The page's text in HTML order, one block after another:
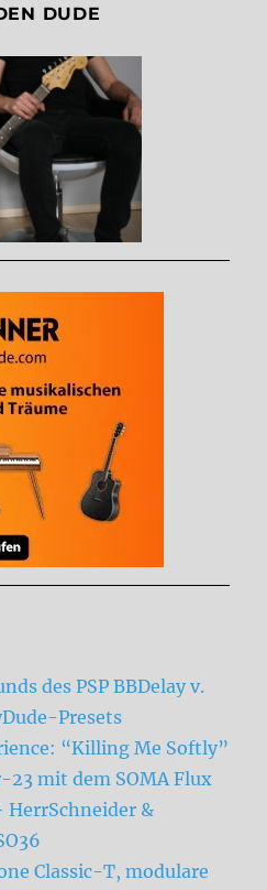
DUDE
des PSP BBDelay v.
Presets
“Killing Me Softly”
23 mit dem SOMA Flux
HerrSchneider &
Classic-T, modulare